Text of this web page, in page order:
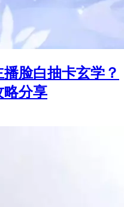
播脸白抽卡玄学？
略分享